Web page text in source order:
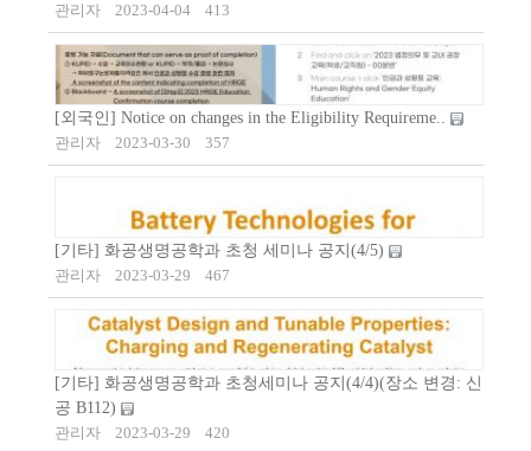
관리자
2023-04-04 413
[외국인] Notice on changes in the Eligibility Requireme..
관리자
2023-03-30 357
[기타] 화공생명공학과 초청 세미나 공지(4/5)
관리자
2023-03-29 467
[기타] 화공생명공학과 초청세미나 공지(4/4)(장소 변경: 신
공 B112)
관리자
2023-03-29 420